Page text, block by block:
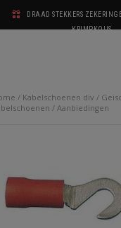
DRAAD STEKKERS
KRIMPKOUS
/ Kabelschoenen div /
/ Aanbiedingen